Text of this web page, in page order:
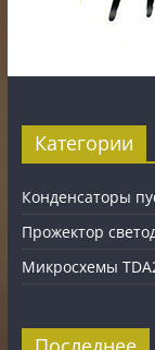
Категории
Конденсаторы
Прожектор
Микросхемы